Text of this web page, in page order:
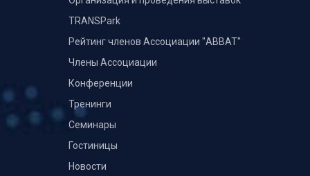
TRANSPark
Рейтинг членов Ассоциации "АВВАТ"
Члены Ассоциации
Конференции
Тренинги
Семинары
Гостиницы
Новости